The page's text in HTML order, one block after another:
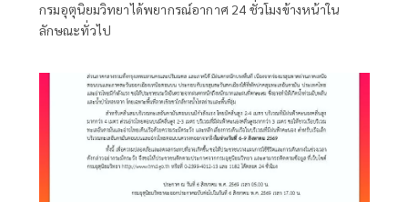
กรมอุตุนิยมวิทยาได้พยากรณ์อากาศ 24 ชั่วโมงข้างหน้าใน
ลักษณะทั่วไป